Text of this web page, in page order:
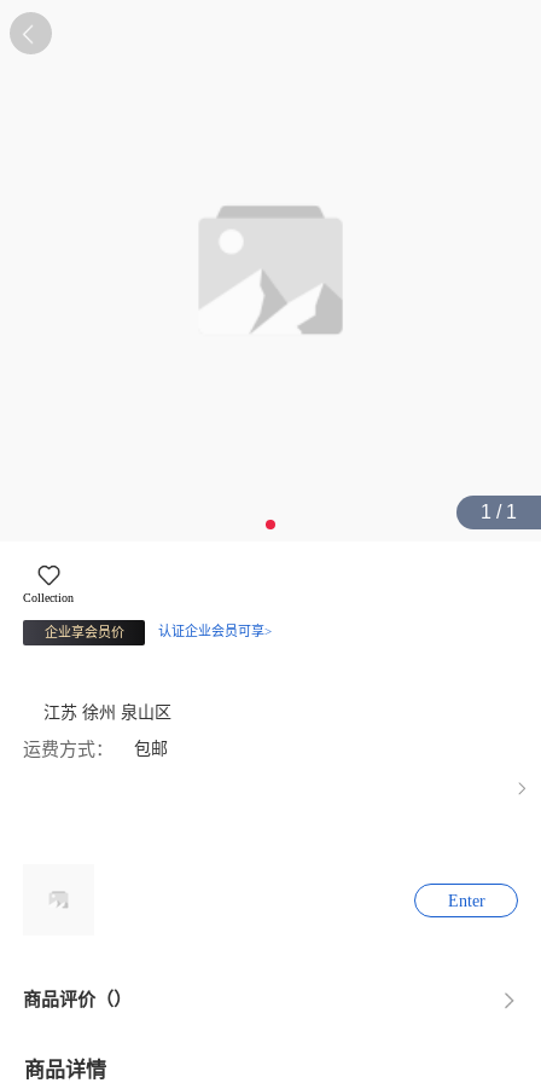
1 / 1
Collection
企业享会员价 认证企业会员可享>
江苏 徐州 泉山区
运费方式： 包邮
Enter
商品评价（）
商品详情